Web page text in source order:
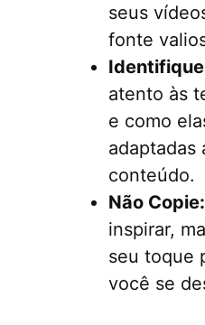
seus
fonte
atento às
e como
adaptadas
conteúdo.
Não Copie:
inspirar,
seu toque
você se